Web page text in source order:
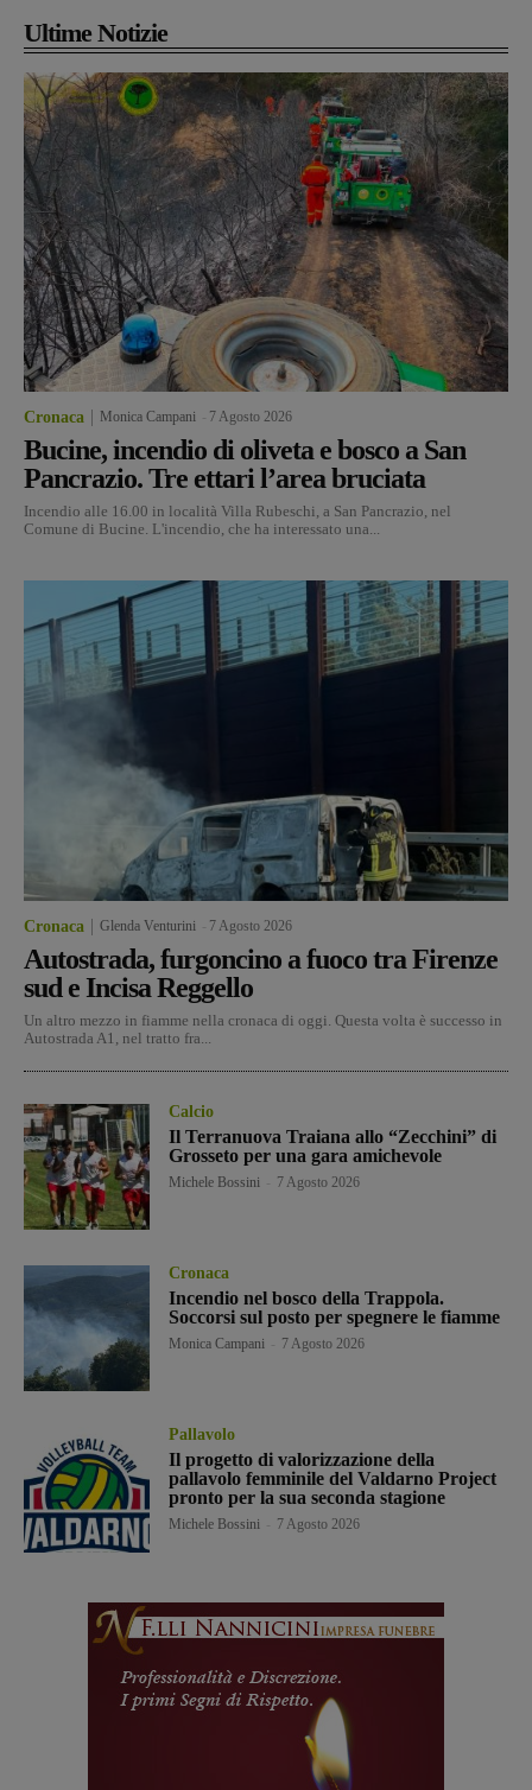
Ultime Notizie
Cronaca Monica Campani 7 Agosto 2026
Bucine, incendio di oliveta e bosco a San
Pancrazio. Tre ettari l’area bruciata
Incendio alle 16.00 in località Villa Rubeschi, a San Pancrazio, nel
Comune di Bucine. L'incendio, che ha interessato una...
Cronaca Glenda Venturini 7 Agosto 2026
Autostrada, furgoncino a fuoco tra Firenze
sud e Incisa Reggello
Un altro mezzo in fiamme nella cronaca di oggi. Questa volta è successo in
Autostrada A1, nel tratto fra...
Calcio
Il Terranuova Traiana allo “Zecchini” di
Grosseto per una gara amichevole
Michele Bossini 7 Agosto 2026
Cronaca
Incendio nel bosco della Trappola.
Soccorsi sul posto per spegnere le fiamme
Monica Campani 7 Agosto 2026
Pallavolo
Il progetto di valorizzazione della
pallavolo femminile del Valdarno Project
pronto per la sua seconda stagione
Michele Bossini 7 Agosto 2026